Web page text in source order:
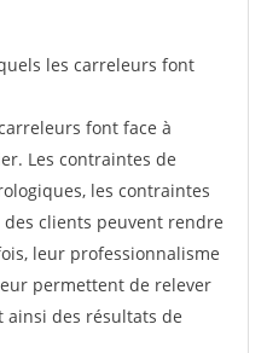
les carreleurs font
font face à
Les contraintes de
les contraintes
clients peuvent rendre
leur professionnalisme
permettent de relever
ainsi des résultats de